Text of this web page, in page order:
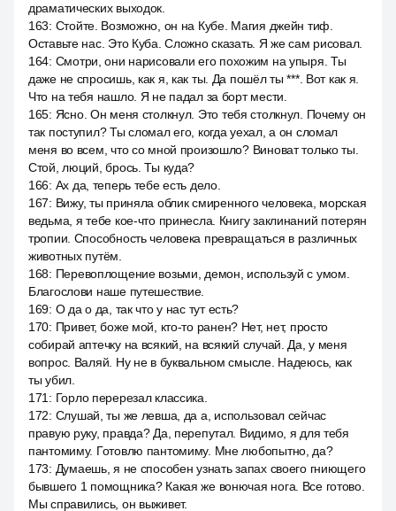
драматических выходок.
163: Стойте. Возможно, он на Кубе. Магия джейн тиф.
Оставьте нас. Это Куба. Сложно сказать. Я же сам рисовал.
164: Смотри, они нарисовали его похожим на упыря. Ты
даже не спросишь, как я, как ты. Да пошёл ты ***. Вот как я.
Что на тебя нашло. Я не падал за борт мести.
165: Ясно. Он меня столкнул. Это тебя столкнул. Почему он
так поступил? Ты сломал его, когда уехал, а он сломал
меня во всем, что со мной произошло? Виноват только ты.
Стой, люций, брось. Ты куда?
166: Ах да, теперь тебе есть дело.
167: Вижу, ты приняла облик смиренного человека, морская
ведьма, я тебе кое-что принесла. Книгу заклинаний потерян
тропии. Способность человека превращаться в различных
животных путём.
168: Перевоплощение возьми, демон, используй с умом.
Благослови наше путешествие.
169: О да о да, так что у нас тут есть?
170: Привет, боже мой, кто-то ранен? Нет, нет, просто
собирай аптечку на всякий, на всякий случай. Да, у меня
вопрос. Валяй. Ну не в буквальном смысле. Надеюсь, как
ты убил.
171 : Горло перерезал классика.
172: Слушай, ты же левша, да а, использовал сейчас
правую руку, правда? Да, перепутал. Видимо, я для тебя
пантомиму. Готовлю пантомиму. Мне любопытно, да?
173: Думаешь, я не способен узнать запах своего гниющего
бывшего 1 помощника? Какая же вонючая нога. Все готово.
Мы справились, он выживет.